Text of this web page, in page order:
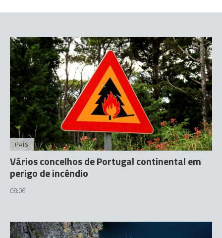
PAÍS
Vários concelhos de Portugal continental em
perigo de incêndio
08:06